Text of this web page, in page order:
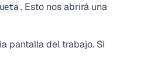
. Esto nos abrirá una
pantalla del trabajo. Si